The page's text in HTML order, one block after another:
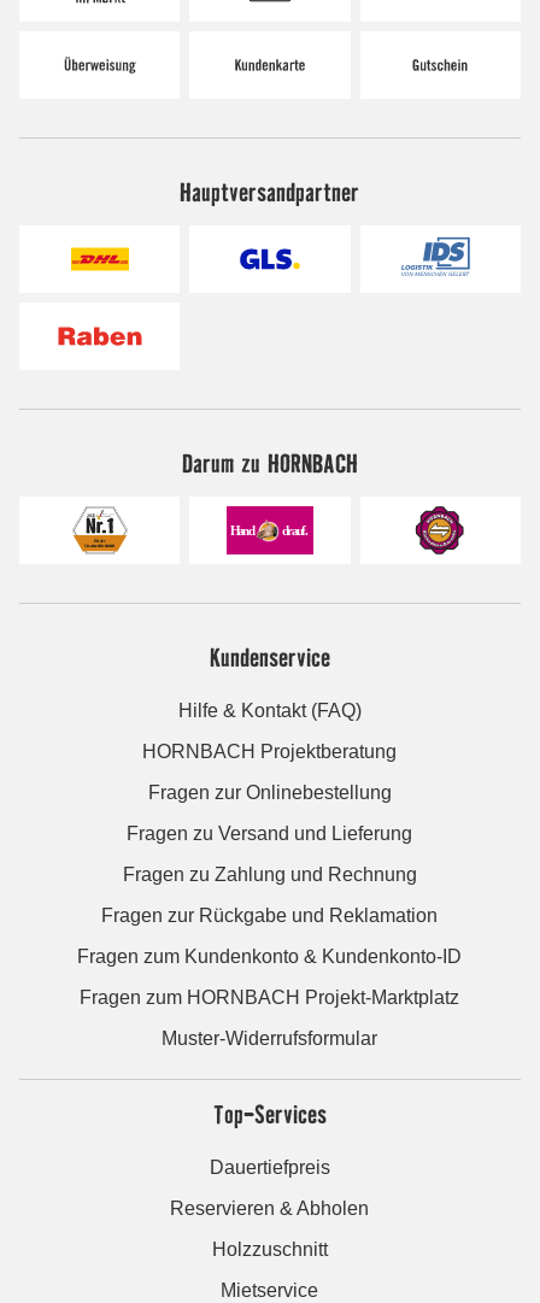
Hauptversandpartner
Darum zu HORNBACH
Kundenservice
Hilfe & Kontakt (FAQ)
HORNBACH Projektberatung
Fragen zur Onlinebestellung
Fragen zu Versand und Lieferung
Fragen zu Zahlung und Rechnung
Fragen zur Rückgabe und Reklamation
Fragen zum Kundenkonto & Kundenkonto-ID
Fragen zum HORNBACH Projekt-Marktplatz
Muster-Widerrufsformular
Top-Services
Dauertiefpreis
Reservieren & Abholen
Holzzuschnitt
Mietservice